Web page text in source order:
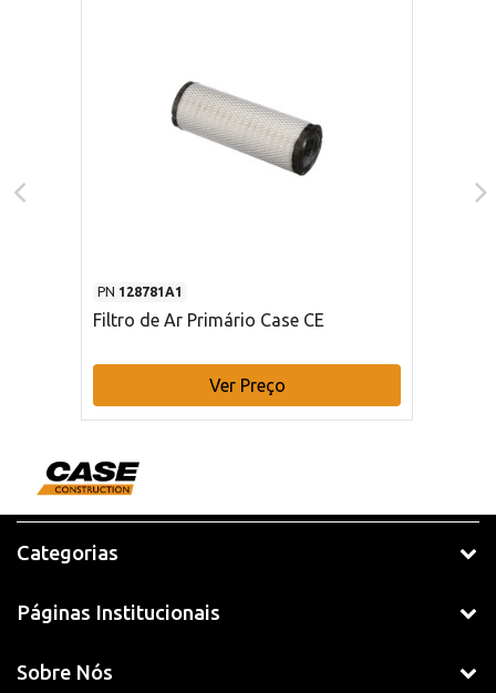
PN 128781A1
Filtro de Ar Primário Case CE
Ver Preço
Categorias
Páginas Institucionais
Sobre Nós